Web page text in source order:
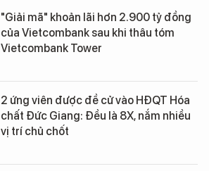
"Giải mã" khoản lãi hơn 2.900 tỷ đồng
của Vietcombank sau khi thâu tóm
Vietcombank Tower
2 ứng viên được đề cử vào HĐQT Hóa
chất Đức Giang: Đều là 8X, nắm nhiều
vị trí chủ chốt